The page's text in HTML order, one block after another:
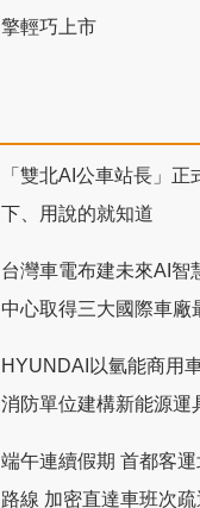
擎輕巧上市
「雙北AI公車站長」正
下、用說的就知道
台灣車電布建未來AI智
中心取得三大國際車廠
HYUNDAI以氫能商用
消防單位建構新能源運
端午連續假期 首都客
路線 加密直達車班次疏